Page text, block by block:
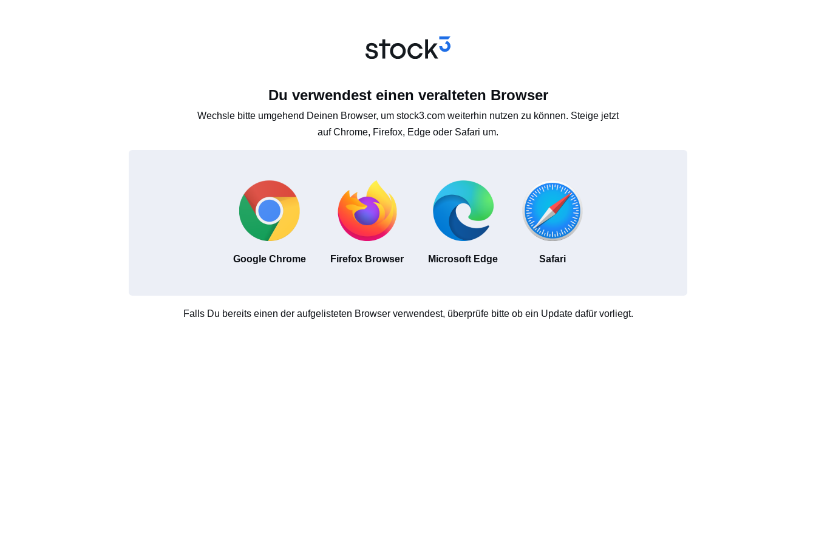
Du verwendest einen veralteten Browser
Wechsle bitte umgehend Deinen Browser, um stock3.com weiterhin nutzen zu können. Steige jetzt
auf Chrome, Firefox, Edge oder Safari um.
Google Chrome Firefox Browser Microsoft Edge Safari
Falls Du bereits einen der aufgelisteten Browser verwendest, überprüfe bitte ob ein Update dafür vorliegt.